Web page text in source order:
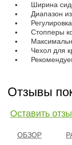
Ширина
Диапазон
Стопперы
Чехол для
Отзывы
Оставить
ОБЗОР